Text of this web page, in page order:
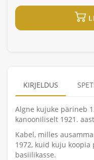
KIRJELDUS
Algne kujuke pärineb
kanooniliselt 1921.
Kabel, milles
1972, kuid kuju
basiilikasse.